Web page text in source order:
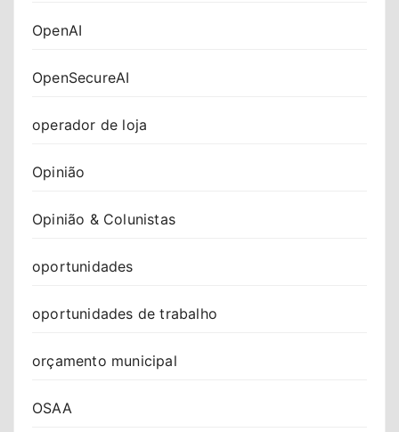
OpenAI
OpenSecureAI
operador de loja
Opinião
Opinião & Colunistas
oportunidades
oportunidades de trabalho
orçamento municipal
OSAA